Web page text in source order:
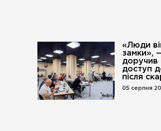
«Люди
замки»,
доручив
доступ
після
05 серпня